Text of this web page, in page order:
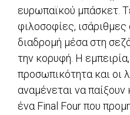
ευρωπαϊκού μπάσκετ.
φιλοσοφίες,
διαδρομή μέσα στη
την κορυφή. Η
προσωπικότητα και οι
αναμένεται να
ένα Final Four που